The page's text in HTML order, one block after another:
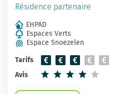
Résidence partenaire
EHPAD
Espaces Verts
Espace Snoezelen
Tarifs
Avis